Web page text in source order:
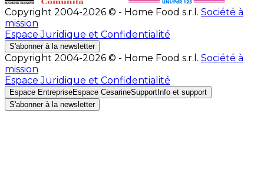
Copyright 2004-2026 © - Home Food s.r.l. Société à
mission
Espace Juridique et Confidentialité
S'abonner à la newsletter
Copyright 2004-2026 © - Home Food s.r.l. Société à
mission
Espace Juridique et Confidentialité
Espace EntrepriseEspace CesarineSupport Info et support
S'abonner à la newsletter